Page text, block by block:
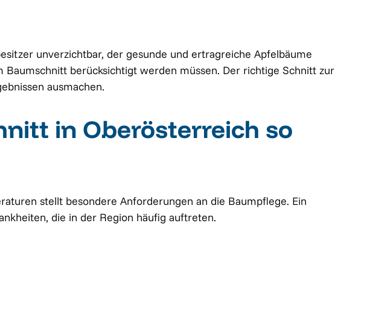
unverzichtbar, der gesunde und ertragreiche Apfelbäume
berücksichtigt werden müssen. Der richtige Schnitt zur
ausmachen.
in Oberösterreich so
stellt besondere Anforderungen an die Baumpflege. Ein
die in der Region häufig auftreten.